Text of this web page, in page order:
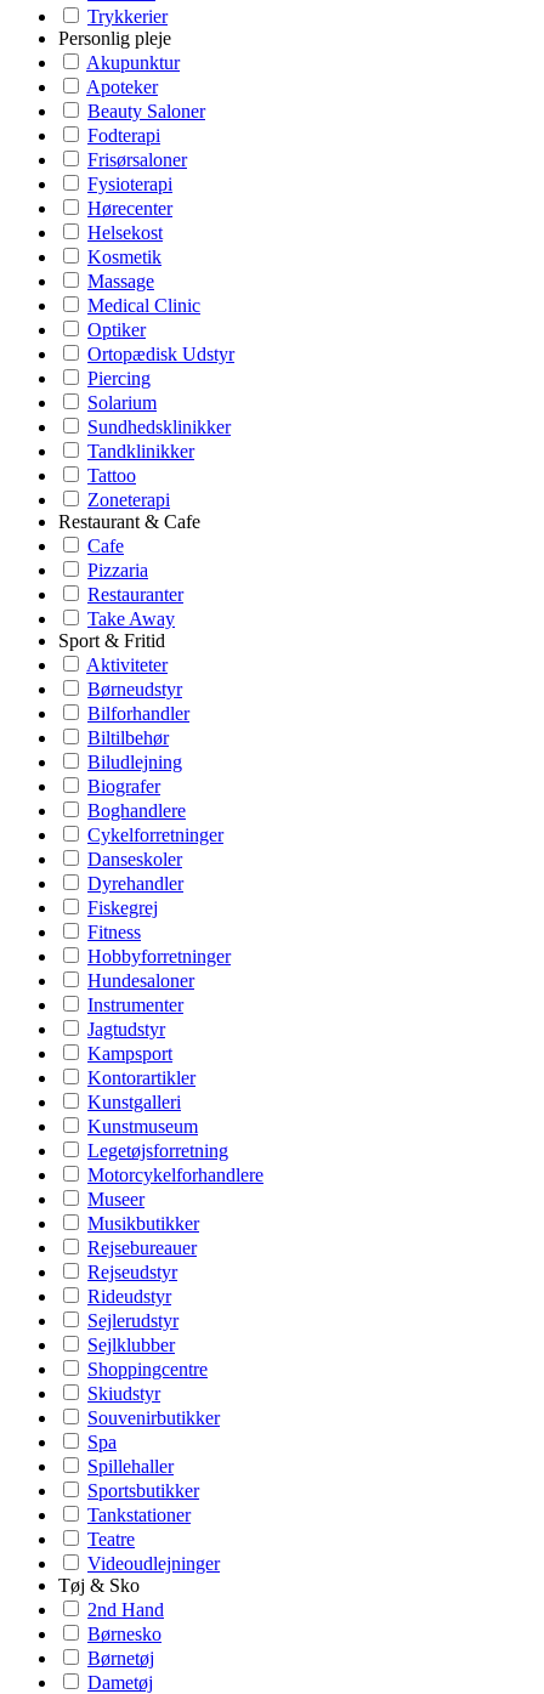
Trykkerier
Personlig pleje
Akupunktur
Apoteker
Beauty Saloner
Fodterapi
Frisørsaloner
Fysioterapi
Hørecenter
Helsekost
Kosmetik
Massage
Medical Clinic
Optiker
Ortopædisk Udstyr
Piercing
Solarium
Sundhedsklinikker
Tandklinikker
Tattoo
Zoneterapi
Restaurant & Cafe
Cafe
Pizzaria
Restauranter
Take Away
Sport & Fritid
Aktiviteter
Børneudstyr
Bilforhandler
Biltilbehør
Biludlejning
Biografer
Boghandlere
Cykelforretninger
Danseskoler
Dyrehandler
Fiskegrej
Fitness
Hobbyforretninger
Hundesaloner
Instrumenter
Jagtudstyr
Kampsport
Kontorartikler
Kunstgalleri
Kunstmuseum
Legetøjsforretning
Motorcykelforhandlere
Museer
Musikbutikker
Rejsebureauer
Rejseudstyr
Rideudstyr
Sejlerudstyr
Sejlklubber
Shoppingcentre
Skiudstyr
Souvenirbutikker
Spa
Spillehaller
Sportsbutikker
Tankstationer
Teatre
Videoudlejninger
Tøj & Sko
2nd Hand
Børnesko
Børnetøj
Dametøj